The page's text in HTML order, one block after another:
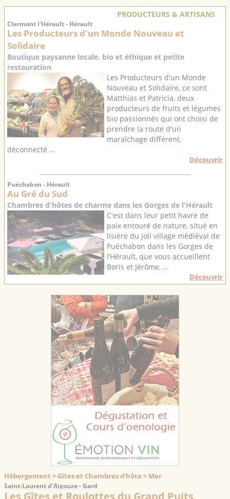
PRODUCTEURS & ARTISANS
Clermont l'Hérault - Hérault
Les Producteurs d'un Monde Nouveau et
Solidaire
Boutique paysanne locale, bio et éthique et petite
restauration
Les Producteurs d'un Monde
Nouveau et Solidaire, ce sont
Matthias et Patricia, deux
producteurs de fruits et légumes
bio passionnés qui ont choisi de
prendre la route d'un
maraîchage différent,
déconnecté ...
Découvrir
Puéchabon - Hérault
Au Gré du Sud
Chambres d'hôtes de charme dans les Gorges de l'Hérault
C'est dans leur petit havre de
paix entouré de nature, situé en
lisière du joli village médiéval de
Puéchabon dans les Gorges de
l’Hérault, que vous accueillent
Boris et Jérôme, ...
Découvrir
Hébergement > Gîtes et Chambres d'hôte > Mer
Saint-Laurent d'Aigouze - Gard